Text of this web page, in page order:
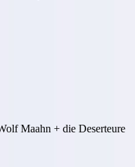
Maahn + die Deserteure